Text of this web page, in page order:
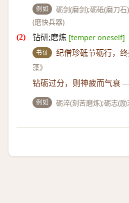
例如
砺剑(磨剑);砺砥(磨刀
(磨快兵器)
钻研;磨炼 [temper oneself]
书证 纪僧珍砥节砺行，
藻》
钻砺过分，则神疲而气衰
例如 砺淬(刻苦磨炼);砺志(